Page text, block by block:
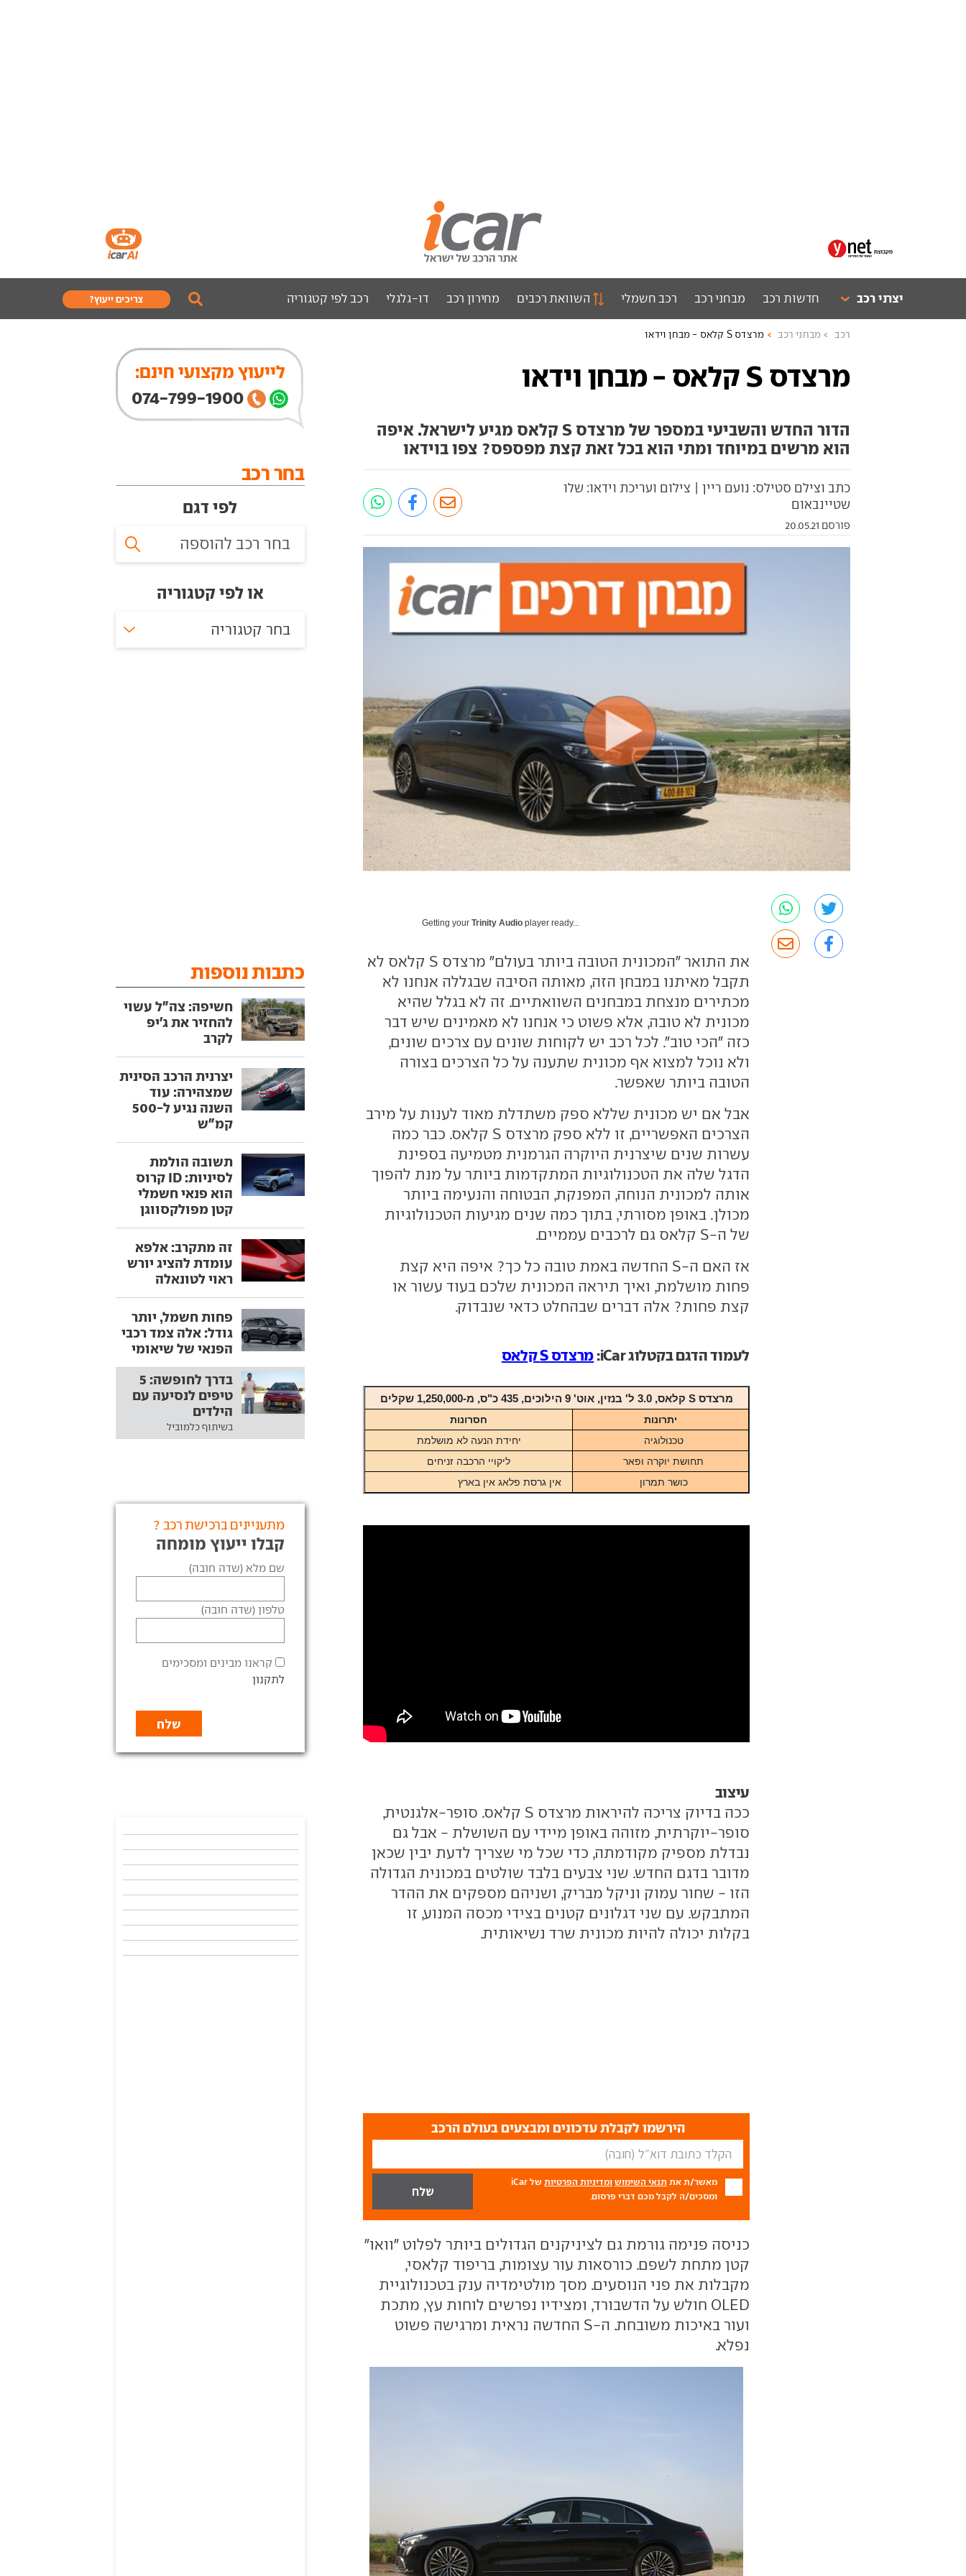
יצרני רכב חדשות רכב מבחני רכב רכב חשמלי השוואת רכבים מחירון רכב דו-גלגלי רכב לפי קטגוריה צריכים ייעוץ?
רכב מבחני רכב מרצדס S קלאס - מבחן וידאו
מרצדס S קלאס - מבחן וידאו
הדור החדש והשביעי במספר של מרצדס S קלאס מגיע לישראל. איפה
הוא מרשים במיוחד ומתי הוא בכל זאת קצת מפספס? צפו בוידאו
כתב וצילם סטילס: נועם ריין | צילום ועריכת וידאו: שלו
שטיינבאום
פורסם 20.05.21
Getting yourTrinity Audio player ready...
את התואר "המכונית הטובה ביותר בעולם" מרצדס S קלאס לא
תקבל מאיתנו במבחן הזה, מאותה הסיבה שבגללה אנחנו לא
מכתירים מנצחת במבחנים השוואתיים. זה לא בגלל שהיא
מכונית לא טובה, אלא פשוט כי אנחנו לא מאמינים שיש דבר
כזה "הכי טוב". לכל רכב יש לקוחות שונים עם צרכים שונים,
ולא נוכל למצוא אף מכונית שתענה על כל הצרכים בצורה
הטובה ביותר שאפשר.
אבל אם יש מכונית שללא ספק משתדלת מאוד לענות על מירב
הצרכים האפשריים, זו ללא ספק מרצדס S קלאס. כבר כמה
עשרות שנים שיצרנית היוקרה הגרמנית מטמיעה בספינת
הדגל שלה את הטכנולוגיות המתקדמות ביותר על מנת להפוך
אותה למכונית הנוחה, המפנקת, הבטוחה והנעימה ביותר
מכולן. באופן מסורתי, בתוך כמה שנים מגיעות הטכנולוגיות
של ה-S קלאס גם לרכבים עממיים.
אז האם ה-S החדשה באמת טובה כל כך? איפה היא קצת
פחות מושלמת, ואיך תיראה המכונית שלכם בעוד עשור או
קצת פחות? אלה דברים שבהחלט כדאי שנבדוק.
לעמוד הדגם בקטלוג iCar: מרצדס S קלאס
מרצדס S קלאס , 3.0 ל' בנזין, אוט' 9 הילוכים, 435 כ"ס, מ-
1,250,000 שקלים
יתרונות
חסרונות
טכנולוגיה
יחידת הנעה לא מושלמת
תחושת יוקרה ופאר
ליקויי הרכבה זניחים
כושר תמרון
אין גרסת פלאג אין בארץ
עיצוב
ככה בדיוק צריכה להיראות מרצדס S קלאס. סופר-אלגנטית,
סופר-יוקרתית, מזוהה באופן מיידי עם השושלת - אבל גם
נבדלת מספיק מקודמתה, כדי שכל מי שצריך לדעת יבין שכאן
מדובר בדגם החדש. שני צבעים בלבד שולטים במכונית הגדולה
הזו - שחור עמוק וניקל מבריק, ושניהם מספקים את ההדר
המתבקש. עם שני דגלונים קטנים בצידי מכסה המנוע, זו
בקלות יכולה להיות מכונית שרד נשיאותית.
הירשמו לקבלת עדכונים ומבצעים בעולם הרכב
מאשר/ת את תנאי השימוש ומדיניות הפרטיות
של iCar
ומסכים/ה לקבל מכם דברי פרסום.
כניסה פנימה גורמת גם לציניקנים הגדולים ביותר לפלוט "וואו"
קטן מתחת לשפם. כורסאות עור עצומות, בריפוד קלאסי,
מקבלות את פני הנוסעים. מסך מולטימדיה ענק בטכנולוגיית
OLED חולש על הדשבורד, ומצידיו נפרשים לוחות עץ, מתכת
ועור באיכות משובחת. ה-S החדשה נראית ומרגישה פשוט
נפלא.
לייעוץ מקצועי חינם:
074-799-1900
בחר רכב
לפי דגם
או לפי קטגוריה
בחר קטגוריה
כתבות נוספות
חשיפה: צה"ל עשוי
להחזיר את ג'יפ
לקרב
יצרנית הרכב הסינית
שמצהירה: עוד
השנה נגיע ל-500
קמ"ש
תשובה הולמת
לסיניות: ID קרוס
הוא פנאי חשמלי
קטן מפולקסווגן
זה מתקרב: אלפא
עומדת להציג יורש
ראוי לטונאלה
פחות חשמל, יותר
גודל: אלה צמד רכבי
הפנאי של שיאומי
בדרך לחופשה: 5
טיפים לנסיעה עם
הילדים
בשיתוף כלמוביל
מתעניינים ברכישת רכב ?
קבלו ייעוץ מומחה
שם מלא (שדה חובה)
טלפון (שדה חובה)
קראנו מבינים ומסכימים
לתקנון